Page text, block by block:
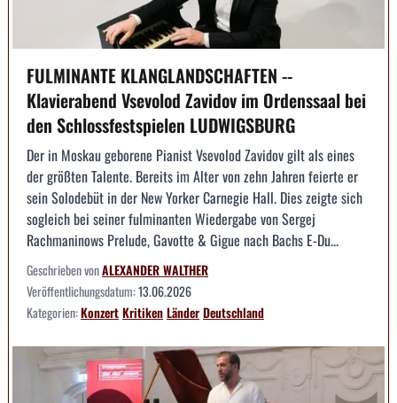
FULMINANTE KLANGLANDSCHAFTEN --
Klavierabend Vsevolod Zavidov im Ordenssaal bei
den Schlossfestspielen LUDWIGSBURG
Der in Moskau geborene Pianist Vsevolod Zavidov gilt als eines
der größten Talente. Bereits im Alter von zehn Jahren feierte er
sein Solodebüt in der New Yorker Carnegie Hall. Dies zeigte sich
sogleich bei seiner fulminanten Wiedergabe von Sergej
Rachmaninows Prelude, Gavotte & Gigue nach Bachs E-Du...
Geschrieben vonALEXANDER WALTHER
Veröffentlichungsdatum:13.06.2026
Kategorien:KonzertKritikenLänderDeutschland